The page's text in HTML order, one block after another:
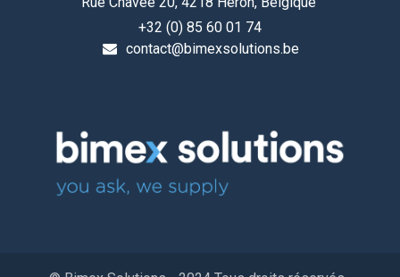
+32 (0) 85 60 01 74
contact@bimexsolutions.be